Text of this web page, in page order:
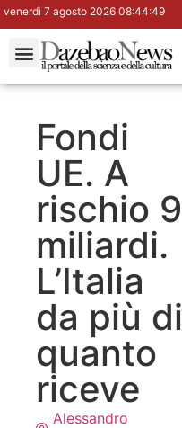
venerdì 7 agosto 2026 08:44:50
Fondi
UE. A
rischio 9
miliardi.
L’Italia
da più di
quanto
riceve
Alessandro